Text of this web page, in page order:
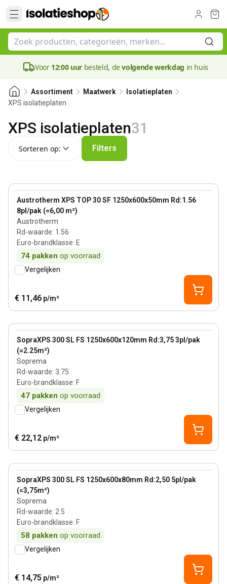
Voor 12:00 uur besteld, devolgende werkdag in huis
Assortiment Maatwerk
Isolatieplaten
XPS isolatieplaten
XPS isolatieplaten31
Sorteren op: Filters
Austrotherm XPS TOP 30 SF 1250x600x50mm Rd:1.56
8pl/pak (=6,00 m²)
Austrotherm
Rd-waarde: 1.56
Euro-brandklasse: E
74 pakken op voorraad
View product
Vergelijken
€ 11,46 p/m²
SopraXPS 300 SL FS 1250x600x120mm Rd:3,75 3pl/pak
(=2.25m²)
Soprema
Rd-waarde: 3.75
Euro-brandklasse: F
47 pakken op voorraad
View product
Vergelijken
€ 22,12 p/m²
SopraXPS 300 SL FS 1250x600x80mm Rd:2,50 5pl/pak
(=3,75m²)
Soprema
Rd-waarde: 2.5
Euro-brandklasse: F
58 pakken op voorraad
View product
Vergelijken
€ 14,75 p/m²